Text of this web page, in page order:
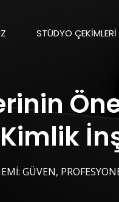
STÜDYO ÇEKIMLERI
GÜVEN,